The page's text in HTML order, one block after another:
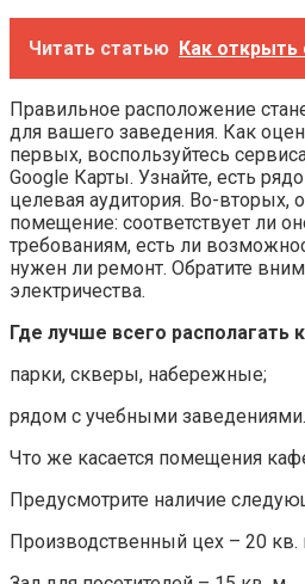
Читать статью Как открыть
Правильное расположение
для вашего заведения. Как
первых, воспользуйтесь
Google Карты. Узнайте, есть
целевая аудитория. Во-вторых,
помещение: соответствует ли
требованиям, есть ли
нужен ли ремонт. Обратите
электричества.
Где лучше всего
парки, скверы, набережные;
рядом с учебными заведениями.
Что же касается помещения
Предусмотрите наличие
Производственный цех – 20 кв.